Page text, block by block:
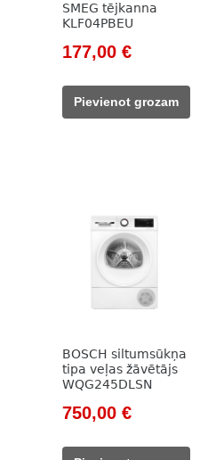
SMEG tējkanna
KLF04PBEU
Original
was:
203,00 €.
177,00 €Current
177,00 €.
Pievienot grozam
BOSCH siltumsūkņa
tipa veļas žāvētājs
WQG245DLSN
Original
was:
750,00 €Current